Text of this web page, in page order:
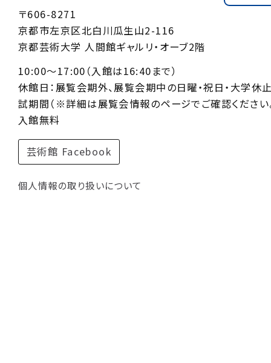
〒606-8271
京都市左京区北白川瓜生山2-116
京都芸術大学 人間館ギャルリ・オーブ2階
10:00〜17:00（入館は16:40まで）
休館日：展覧会期外、展覧会期中の日曜・祝日・大学休
試期間（※詳細は展覧会情報のページでご確認ください
入館無料
芸術館 Facebook
個人情報の取り扱いについて